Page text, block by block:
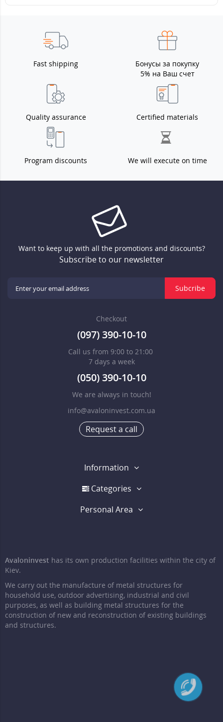
Fast shipping
Бонусы за покупку
5% на Ваш счет
Quality assurance Certified materials
Program discounts We will execute on time
Want to keep up with all the promotions and discounts?
Subscribe to our newsletter
Subcribe
Checkout
(097) 390-10-10
Call us from 9:00 to 21:00
7 days a week
(050) 390-10-10
We are always in touch!
info@avaloninvest.com.ua
Request a call
Information
Categories
Personal Area
Avaloninvest has its own production facilities within the city of
Kiev.
We carry out the manufacture of metal structures for
household use, outdoor advertising, industrial and civil
purposes, as well as building metal structures for the
construction of new and reconstruction of existing buildings
and structures.